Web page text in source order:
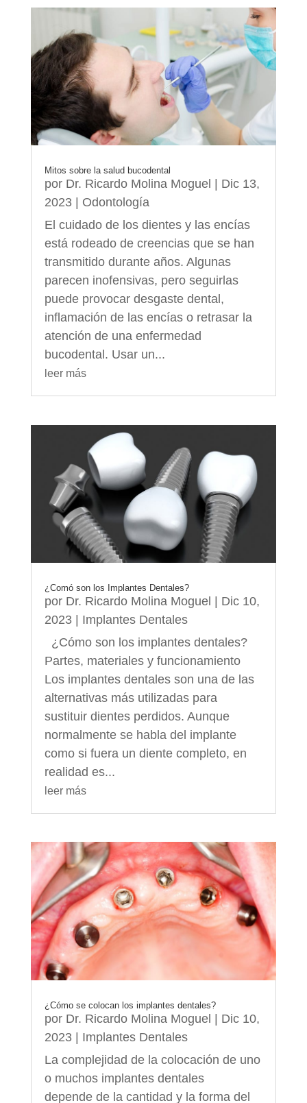
Mitos sobre la salud bucodental
por Dr. Ricardo Molina Moguel
Dic 13,
2023| Odontología
El cuidado de los dientes y las encías
está rodeado de creencias que se han
transmitido durante años. Algunas
parecen inofensivas, pero seguirlas
puede provocar desgaste dental,
inflamación de las encías o retrasar la
atención de una enfermedad
bucodental. Usar un...
leer más
¿Comó son los Implantes Dentales?
por Dr. Ricardo Molina Moguel
Dic 10,
2023| Implantes Dentales
¿Cómo son los implantes dentales?
Partes, materiales y funcionamiento
Los implantes dentales son una de las
alternativas más utilizadas para
sustituir dientes perdidos. Aunque
normalmente se habla del implante
como si fuera un diente completo, en
realidad es...
leer más
¿Cómo se colocan los implantes dentales?
por Dr. Ricardo Molina Moguel | Dic 10,
2023| Implantes Dentales
La complejidad de la colocación de uno
o muchos implantes dentales
depende de la cantidad y la forma del